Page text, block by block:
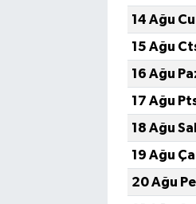
14 Ağu
15 Ağu
16 Ağu
17 Ağu
18 Ağu Sal
19 Ağu
20 Ağu